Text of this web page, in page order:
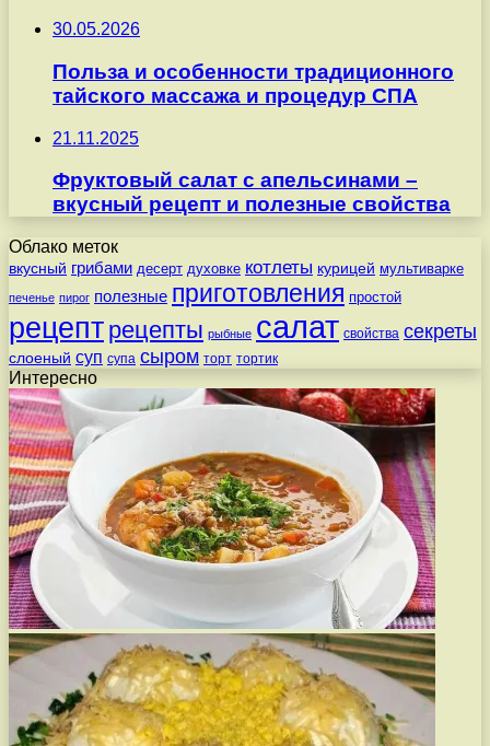
30.05.2026
Польза и особенности традиционного
тайского массажа и процедур СПА
21.11.2025
Фруктовый салат с апельсинами –
вкусный рецепт и полезные свойства
Облако меток
вкусный грибами десерт духовке котлеты курицей мультиварке
печенье пирог полезные приготовления простой
рецепт рецепты рыбные салат свойства секреты
слоеный суп супа сыром торт тортик
Интересно